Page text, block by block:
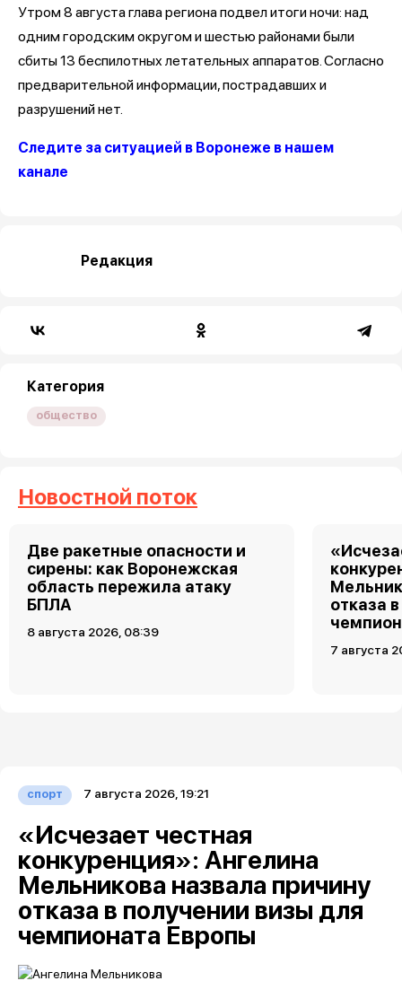
Утром 8 августа глава региона подвел итоги ночи: над
одним городским округом и шестью районами были
сбиты 13 беспилотных летательных аппаратов. Согласно
предварительной информации, пострадавших и
разрушений нет.
Следите за ситуацией в Воронеже в нашем
канале
Редакция
Категория
общество
Новостной поток
Две ракетные опасности и
сирены: как Воронежская
область пережила атаку
БПЛА
8 августа 2026, 08:39
отказа
7 августа
спорт 7 августа 2026, 19:21
«Исчезает честная
конкуренция»: Ангелина
Мельникова назвала причину
отказа в получении визы для
чемпионата Европы